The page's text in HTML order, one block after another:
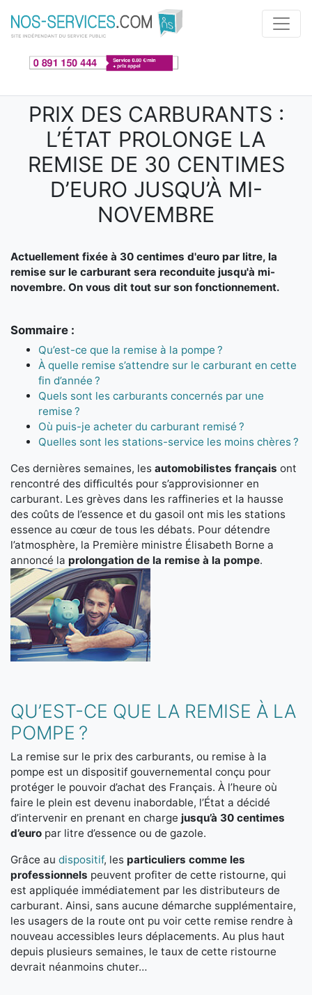
Aller au contenu principal
PRIX DES CARBURANTS :
L’ÉTAT PROLONGE LA
REMISE DE 30 CENTIMES
D’EURO JUSQU’À MI-
NOVEMBRE
Actuellement fixée à 30 centimes d'euro par litre, la
remise sur le carburant sera reconduite jusqu'à mi-
novembre. On vous dit tout sur son fonctionnement.
Sommaire :
Qu’est-ce que la remise à la pompe ?
À quelle remise s’attendre sur le carburant en cette
fin d’année ?
Quels sont les carburants concernés par une
remise ?
Où puis-je acheter du carburant remisé ?
Quelles sont les stations-service les moins chères ?
Ces dernières semaines, les automobilistes français ont
rencontré des difficultés pour s’approvisionner en
carburant. Les grèves dans les raffineries et la hausse
des coûts de l’essence et du gasoil ont mis les stations
essence au cœur de tous les débats. Pour détendre
l’atmosphère, la Première ministre Élisabeth Borne a
annoncé la prolongation de la remise à la pompe.
QU’EST-CE QUE LA REMISE À LA
POMPE ?
La remise sur le prix des carburants, ou remise à la
pompe est un dispositif gouvernemental conçu pour
protéger le pouvoir d’achat des Français. À l’heure où
faire le plein est devenu inabordable, l’État a décidé
d’intervenir en prenant en charge jusqu’à 30 centimes
d’euro par litre d’essence ou de gazole.
Grâce au dispositif, les particuliers comme les
professionnels peuvent profiter de cette ristourne, qui
est appliquée immédiatement par les distributeurs de
carburant. Ainsi, sans aucune démarche supplémentaire,
les usagers de la route ont pu voir cette remise rendre à
nouveau accessibles leurs déplacements. Au plus haut
depuis plusieurs semaines, le taux de cette ristourne
devrait néanmoins chuter…